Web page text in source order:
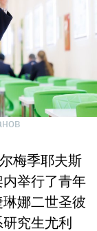
梅季耶夫斯
举行了青年
娜二世圣彼
究生尤利